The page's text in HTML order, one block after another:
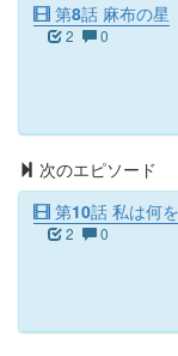
第8話 麻布の星
2 0
次のエピソード
第10話 私は何
2 0